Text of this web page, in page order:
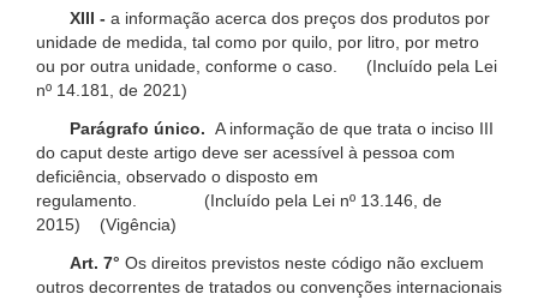
XIII - a informação acerca dos preços dos produtos por
unidade de medida, tal como por quilo, por litro, por metro
ou por outra unidade, conforme o caso. (Incluído pela Lei
nº 14.181, de 2021)
Parágrafo único. A informação de que trata o inciso III
do caput deste artigo deve ser acessível à pessoa com
deficiência, observado o disposto em
regulamento. (Incluído pela Lei nº 13.146, de
2015) (Vigência)
Art. 7° Os direitos previstos neste código não excluem
outros decorrentes de tratados ou convenções internacionais